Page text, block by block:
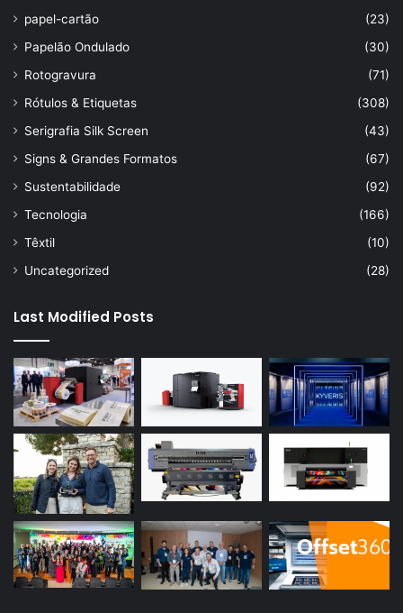
papel-cartão
(23)
Papelão Ondulado
(30)
Rotogravura
(71)
Rótulos & Etiquetas
(308)
Serigrafia Silk Screen
(43)
Signs & Grandes Formatos
(67)
Sustentabilidade
(92)
Tecnologia
(166)
Têxtil
(10)
Uncategorized
(28)
Last Modified Posts